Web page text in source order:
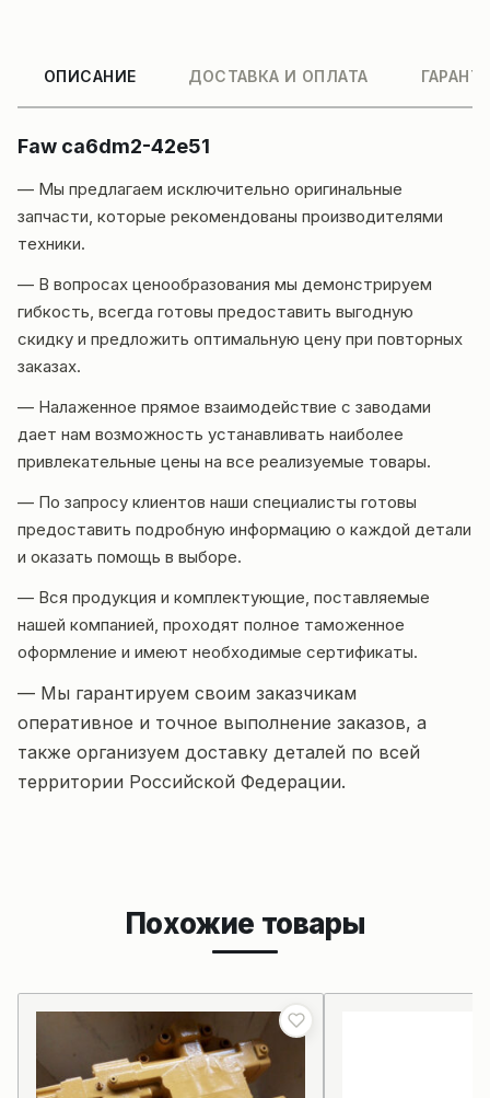
ОПИСАНИЕ ДОСТАВКА И ОПЛАТА
Faw ca6dm2-42e51
— Мы предлагаем исключительно оригинальные
запчасти, которые рекомендованы производителями
техники.
— В вопросах ценообразования мы демонстрируем
гибкость, всегда готовы предоставить выгодную
скидку и предложить оптимальную цену при повторных
заказах.
— Налаженное прямое взаимодействие с заводами
дает нам возможность устанавливать наиболее
привлекательные цены на все реализуемые товары.
— По запросу клиентов наши специалисты готовы
предоставить подробную информацию о каждой детали
и оказать помощь в выборе.
— Вся продукция и комплектующие, поставляемые
нашей компанией, проходят полное таможенное
оформление и имеют необходимые сертификаты.
— Мы гарантируем своим заказчикам
оперативное и точное выполнение заказов, а
также организуем доставку деталей по всей
территории Российской Федерации.
Похожие товары